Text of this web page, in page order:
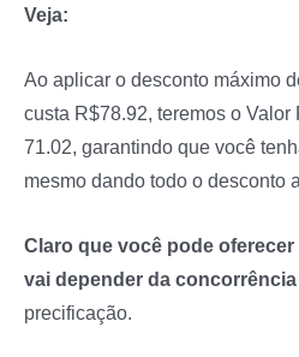
Veja:
Ao aplicar o desconto máximo
custa R$78.92, teremos o
71.02, garantindo que você
mesmo dando todo o desconto
Claro que você pode
vai depender da
precificação.